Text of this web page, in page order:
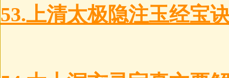
53.上清太极隐注玉经宝